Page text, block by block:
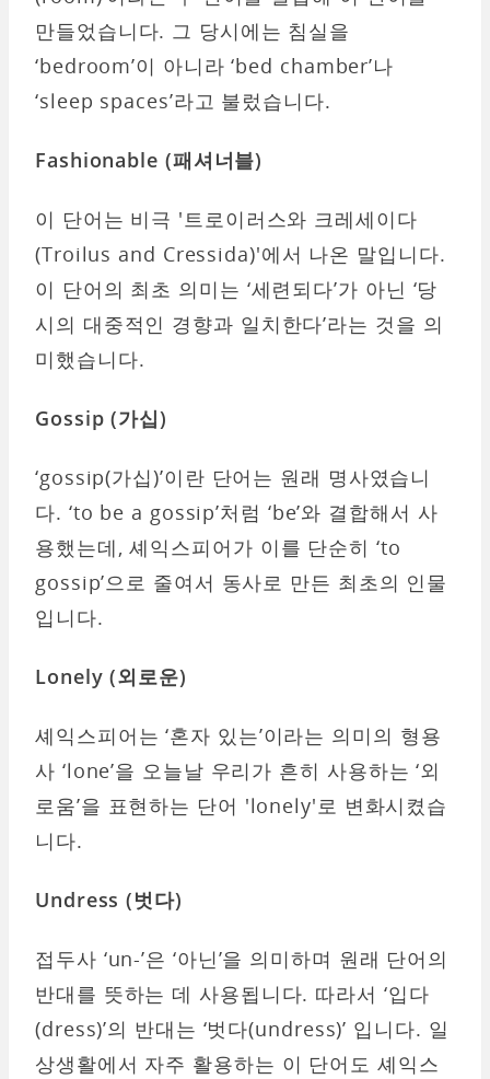
만들었습니다. 그 당시에는 침실을
‘bedroom’이 아니라 ‘bed chamber’나
‘sleep spaces’라고 불렀습니다.
Fashionable (패셔너블)
이 단어는 비극 '트로이러스와 크레세이다
(Troilus and Cressida)'에서 나온 말입니다.
이 단어의 최초 의미는 ‘세련되다’가 아닌 ‘당
시의 대중적인 경향과 일치한다’라는 것을 의
미했습니다.
Gossip (가십)
‘gossip(가십)’이란 단어는 원래 명사였습니
다. ‘to be a gossip’처럼 ‘be’와 결합해서 사
용했는데, 셰익스피어가 이를 단순히 ‘to
gossip’으로 줄여서 동사로 만든 최초의 인물
입니다.
Lonely (외로운)
셰익스피어는 ‘혼자 있는’이라는 의미의 형용
사 ‘lone’을 오늘날 우리가 흔히 사용하는 ‘외
로움’을 표현하는 단어 'lonely'로 변화시켰습
니다.
Undress (벗다)
접두사 ‘un-’은 ‘아닌’을 의미하며 원래 단어의
반대를 뜻하는 데 사용됩니다. 따라서 ‘입다
(dress)’의 반대는 ‘벗다(undress)’ 입니다. 일
상생활에서 자주 활용하는 이 단어도 셰익스